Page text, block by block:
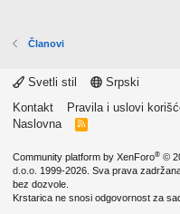
Članovi
Svetli stil
Srpski
Kontakt
Pravila i uslovi
Naslovna
R
Community platform by XenForo® ©
d.o.o. 1999-2026. Sva prava
bez dozvole.
Krstarica ne snosi odgovornost za